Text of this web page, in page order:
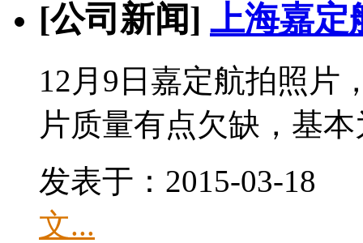
[公司新闻] 上海嘉定
12月9日嘉定航拍照片
片质量有点欠缺，基
发表于：2015-03-
文...